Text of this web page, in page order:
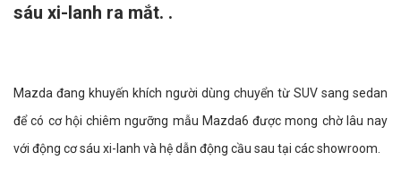
sáu xi-lanh ra mắt. .
Mazda đang khuyến khích người dùng chuyển từ SUV sang sedan
để có cơ hội chiêm ngưỡng mẫu Mazda6 được mong chờ lâu nay
với động cơ sáu xi-lanh và hệ dẫn động cầu sau tại các showroom.